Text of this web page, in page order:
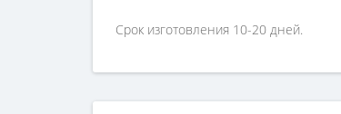
Срок изготовления 10-20 дней.